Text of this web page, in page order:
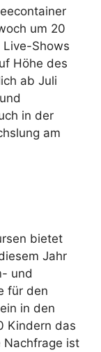
um 20
Live-Shows
Höhe des
ab Juli
in der
am
bietet
Jahr
und
für den
in den
Kindern das
Nachfrage ist